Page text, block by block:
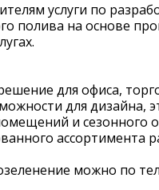
услуги по
полива на основе
для офиса,
для
и
ассортимента
можно по